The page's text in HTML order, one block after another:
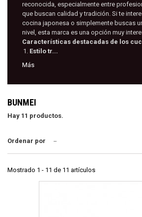
reconocida, especialmente entre
que buscan calidad y tradición. Si te
cocina japonesa o simplemente buscas
nivel, esta marca es una opción muy
Características destacadas de los
Estilo tr...
Más
BUNMEI
Hay 11 productos.
Ordenar por --
Mostrado 1 - 11 de 11 artículos